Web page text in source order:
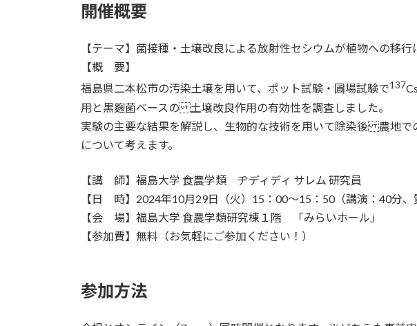
開催概要
【テーマ】菌接種・土壌改良による放射性セシウムが植物への移行
【概 要】
福島県二本松市の汚染土壌を用いて、ポット試験・圃場試験で137
用と黒麴菌ベースの 土壌改良作用の有効性を調査しました。
実験の主要な結果を解説し、生物的な技術を用いて除染後 農地で
について考えます。
【講 師】福島大学 食農学類 ヂディディ サレム 研究員
【日 時】2024年10月29日（火）15：00～15：50（講演：40分、
【会 場】福島大学 食農学類研究棟１階 「みらいホール」
【参加費】無料（お気軽にご参加ください！）
参加方法